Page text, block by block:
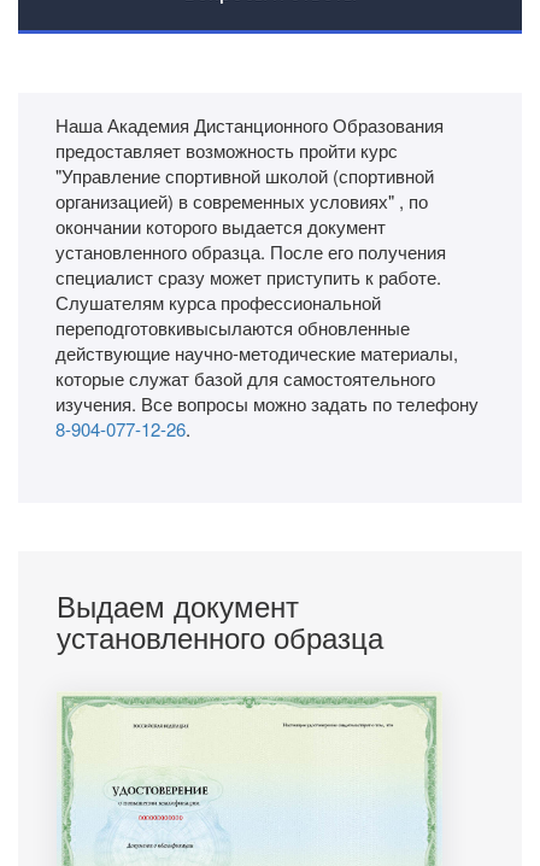
Наша Академия Дистанционного Образования
предоставляет возможность пройти курс
"Управление спортивной школой (спортивной
организацией) в современных условиях" , по
окончании которого выдается документ
установленного образца. После его получения
специалист сразу может приступить к работе.
Слушателям курса профессиональной
переподготовкивысылаются обновленные
действующие научно-методические материалы,
которые служат базой для самостоятельного
изучения. Все вопросы можно задать по телефону
8-904-077-12-26.
Выдаем документ
установленного образца